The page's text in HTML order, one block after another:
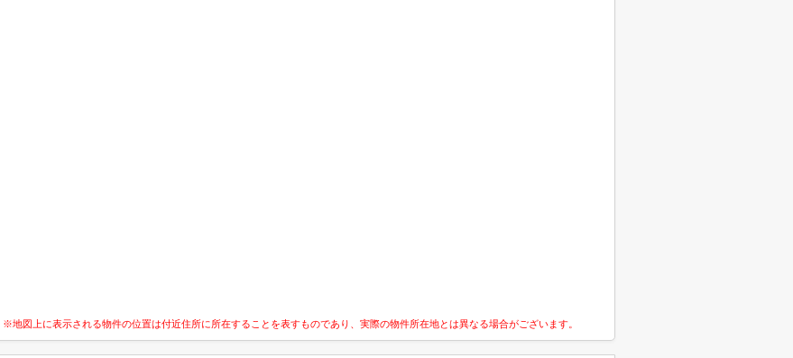
※地図上に表示される物件の位置は付近住所に所在することを表すものであり、実際の物件所在地とは異なる場合がございます。